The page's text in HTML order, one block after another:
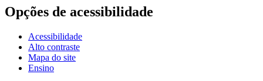
Acesso à informação
Opções de acessibilidade
Acessibilidade
Alto contraste
Mapa do site
Ensino